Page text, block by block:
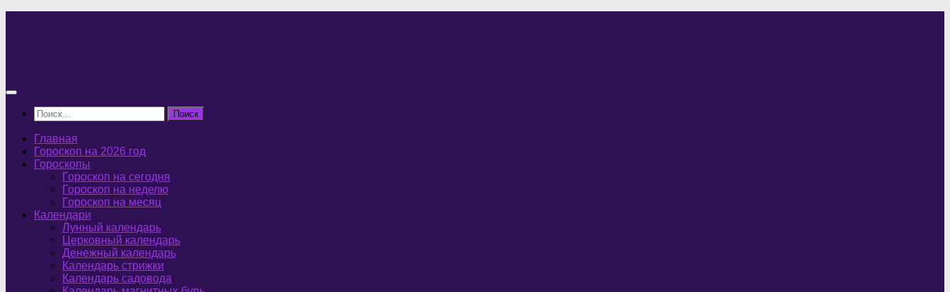
Найти:
Главная
Гороскоп на 2026 год
Гороскопы
Гороскоп на сегодня
Гороскоп на неделю
Гороскоп на месяц
Календари
Лунный календарь
Церковный календарь
Денежный календарь
Календарь стрижки
Календарь садовода